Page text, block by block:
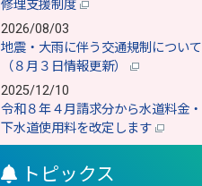
修理支援制度
2026/08/03
地震・大雨に伴う交通規制について
（８月３日情報更新）
2025/12/10
令和８年４月請求分から水道料金・
下水道使用料を改定します
トピックス